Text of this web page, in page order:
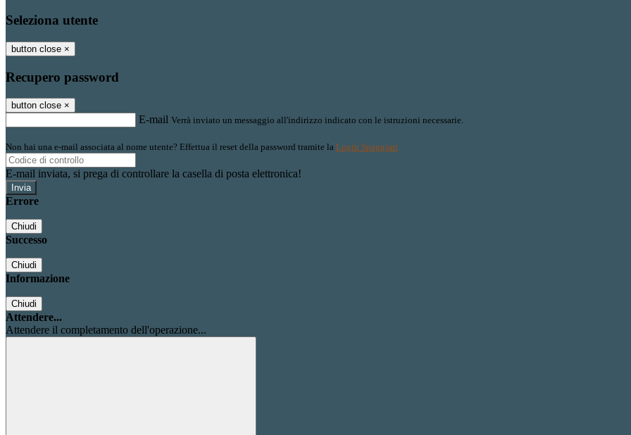
Seleziona utente
button close ×
Recupero password
button close ×
E-mail Verrà inviato un messaggio all'indirizzo indicato con le istruzioni necessarie.
Non hai una e-mail associata al nome utente? Effettua il reset della password tramite la Login Spaggiari
E-mail inviata, si prega di controllare la casella di posta elettronica!
Errore
Chiudi
Successo
Chiudi
Informazione
Chiudi
Attendere...
Attendere il completamento dell'operazione...